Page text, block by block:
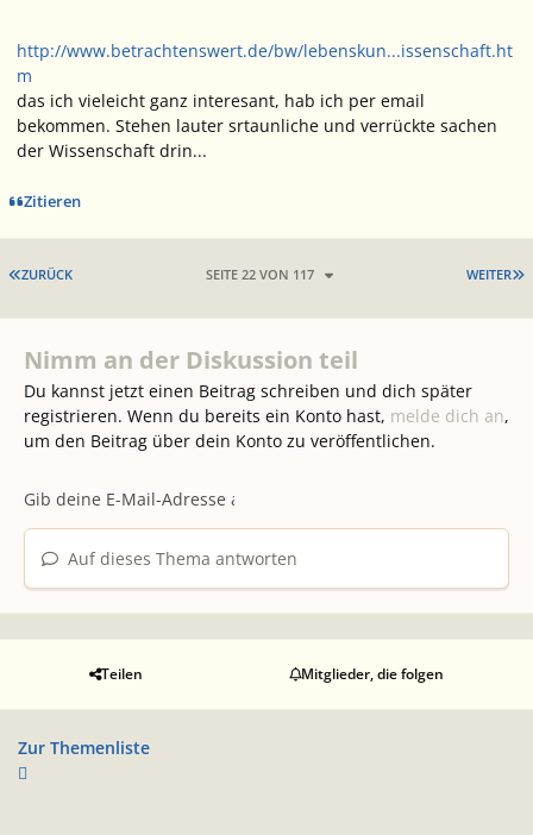
http://www.betrachtenswert.de/bw/lebenskun...issenschaft.ht
m
das ich vieleicht ganz interesant, hab ich per email
bekommen. Stehen lauter srtaunliche und verrückte sachen
der Wissenschaft drin...
Zitieren
ERSTE SEITE
ZURÜCK WEITER
SEITE 22 VON 117
Nimm an der Diskussion teil
Du kannst jetzt einen Beitrag schreiben und dich später
registrieren. Wenn du bereits ein Konto hast, melde dich an,
um den Beitrag über dein Konto zu veröffentlichen.
Auf dieses Thema antworten
Teilen Mitglieder, die folgen
Zur Themenliste